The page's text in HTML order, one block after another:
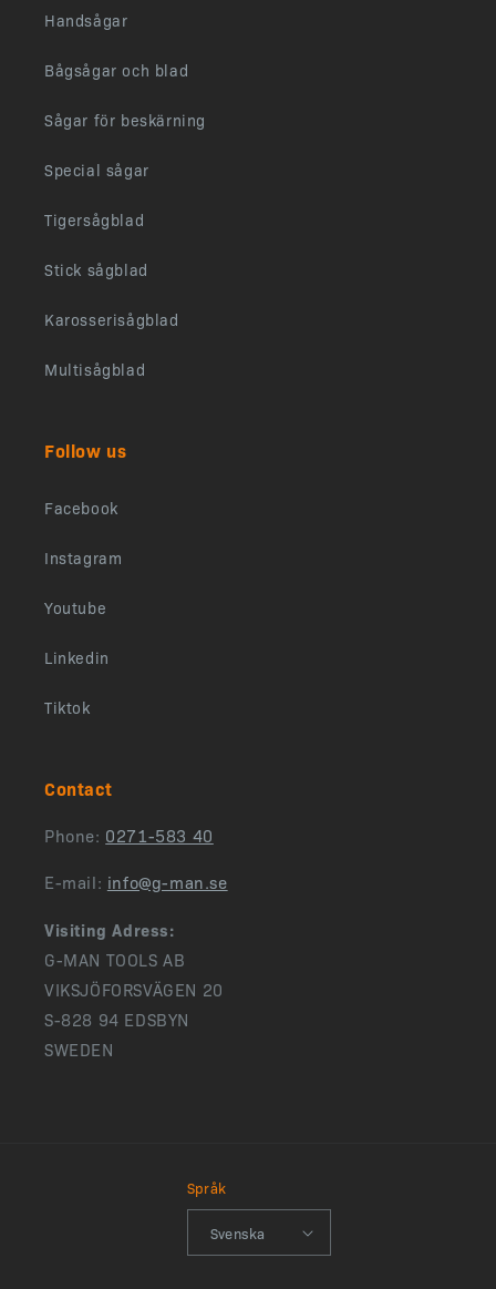
Handsågar
Bågsågar och blad
Sågar för beskärning
Special sågar
Tigersågblad
Stick sågblad
Karosserisågblad
Multisågblad
Follow us
Facebook
Instagram
Youtube
Linkedin
Tiktok
Contact
Phone: 0271-583 40
E-mail: info@g-man.se
Visiting Adress:
G-MAN TOOLS AB
VIKSJÖFORSVÄGEN 20
S-828 94 EDSBYN
SWEDEN
Språk
Svenska